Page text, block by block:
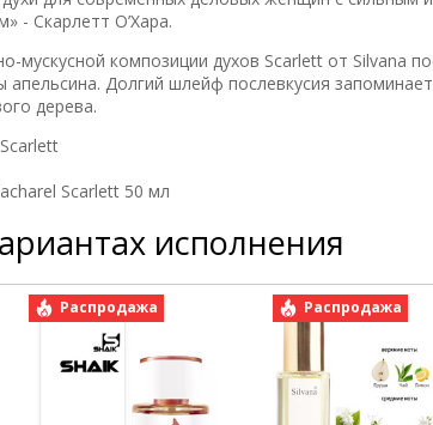
- Скарлетт О’Хара.
мускусной композиции духов Scarlett от Silvana
Долгий шлейф послевкусия
дерева.
Scarlett 50 мл
исполнения
Распродажа Распродажа